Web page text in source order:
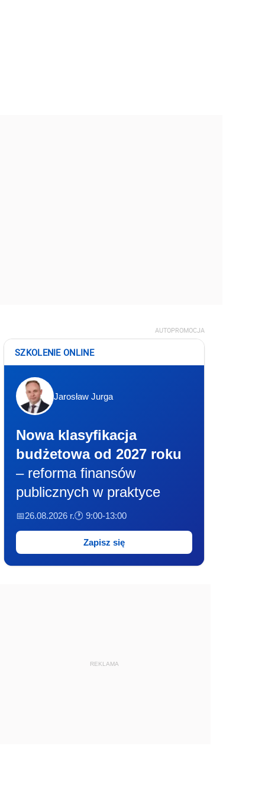
AUTOPROMOCJA
SZKOLENIE ONLINE
Jarosław Jurga
Nowa klasyfikacja
budżetowa od 2027 roku
– reforma finansów
publicznych w praktyce
📅26.08.2026 r.🕐 9:00-13:00
Zapisz się
REKLAMA